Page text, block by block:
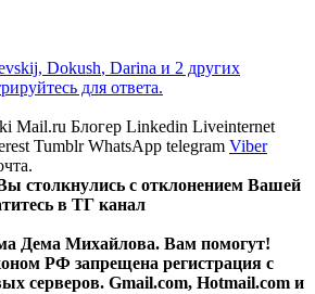
, Dokush, Darina и 2 других
для ответа.
Mail.ru Блогер Linkedin Liveinternet
Tumblr WhatsApp telegram Viber
с отклонением Вашей
в ТГ канал
Дема Михайлова. Вам помогут!
РФ запрещена регистрация с
серверов. Gmail.com, Hotmail.com и